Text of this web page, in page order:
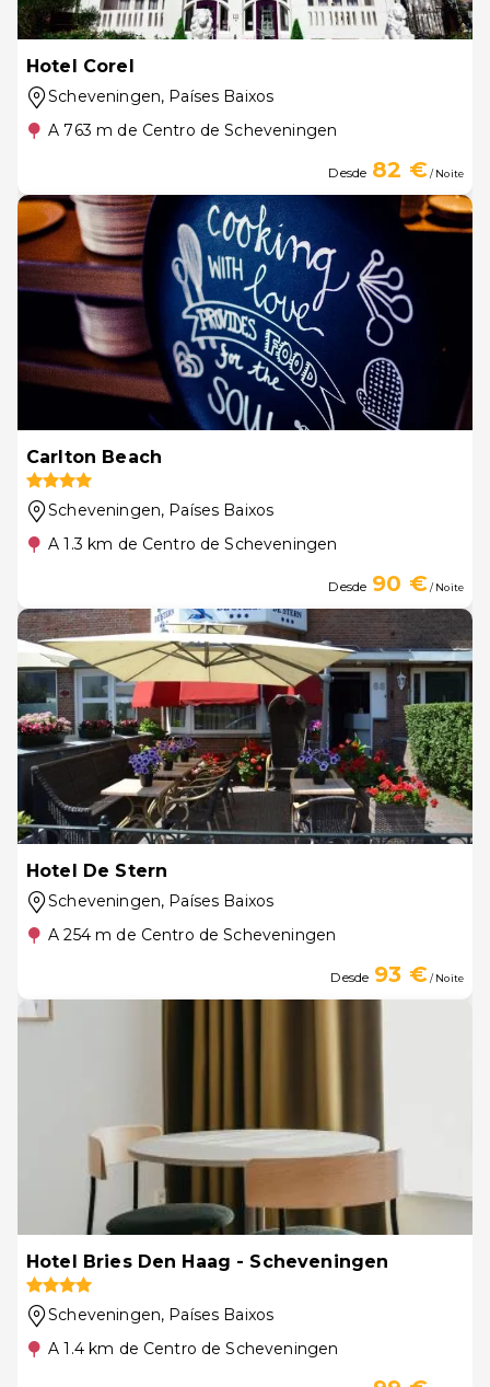
Hotel Corel
Scheveningen, Países Baixos
A 763 m de Centro de Scheveningen
Desde 82 €/ Noite
Carlton Beach
Scheveningen, Países Baixos
A 1.3 km de Centro de Scheveningen
Desde 90 €/ Noite
Hotel De Stern
Scheveningen, Países Baixos
A 254 m de Centro de Scheveningen
Desde 93 €/ Noite
Hotel Bries Den Haag - Scheveningen
Scheveningen, Países Baixos
A 1.4 km de Centro de Scheveningen